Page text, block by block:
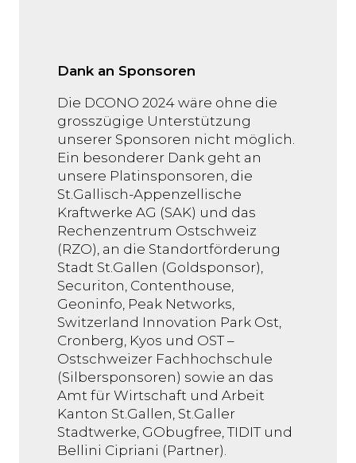
Dank an Sponsoren
Die DCONO 2024 wäre ohne die
grosszügige Unterstützung
unserer Sponsoren nicht möglich.
Ein besonderer Dank geht an
unsere Platinsponsoren, die
St.Gallisch-Appenzellische
Kraftwerke AG (SAK) und das
Rechenzentrum Ostschweiz
(RZO), an die Standortförderung
Stadt St.Gallen (Goldsponsor),
Securiton, Contenthouse,
Geoninfo, Peak Networks,
Switzerland Innovation Park Ost,
Cronberg, Kyos und OST –
Ostschweizer Fachhochschule
(Silbersponsoren) sowie an das
Amt für Wirtschaft und Arbeit
Kanton St.Gallen, St.Galler
Stadtwerke, GObugfree, TIDIT und
Bellini Cipriani (Partner).